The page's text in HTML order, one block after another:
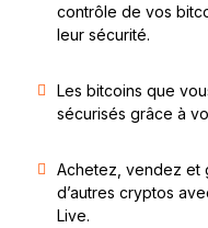
contrôle de vos
leur sécurité.
Les bitcoins que
sécurisés grâce à
Achetez, vendez et
d’autres cryptos
Live.